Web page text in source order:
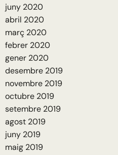
juny 2020
abril 2020
març 2020
febrer 2020
gener 2020
desembre 2019
novembre 2019
octubre 2019
setembre 2019
agost 2019
juny 2019
maig 2019